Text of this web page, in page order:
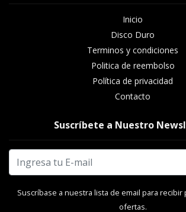
Inicio
Disco Duro
Terminos y condiciones
Politica de reembolso
Política de privacidad
Contacto
Suscríbete a Nuestro
Suscríbase a nuestra lista de email para recibir
ofertas.